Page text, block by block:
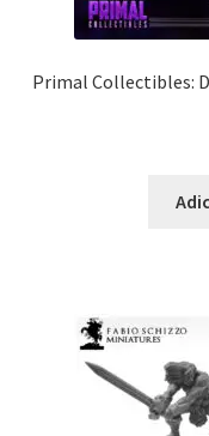
Primal Collectibles: